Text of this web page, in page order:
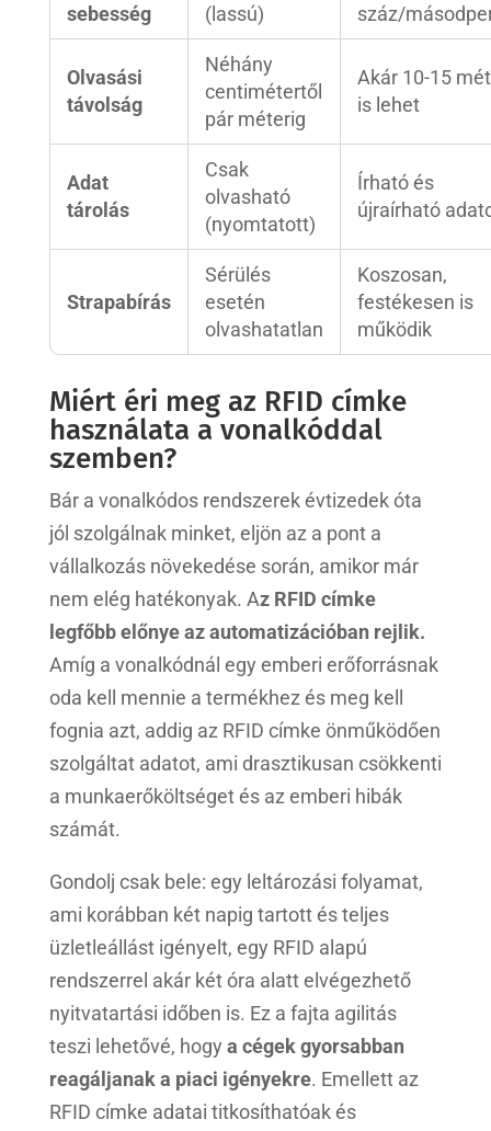
sebesség
(lassú)
száz/
Olvasási
távolság
Néhány
centimétertől
pár méterig
Akár 10-15
is lehet
Adat
tárolás
Csak
olvasható
(nyomtatott)
Írható és
újraírható
Strapabírás
Sérülés
esetén
olvashatatlan
Koszosan,
festékesen is
működik
Miért éri meg az RFID címke
használata a vonalkóddal
szemben?
Bár a vonalkódos rendszerek évtizedek óta
jól szolgálnak minket, eljön az a pont a
vállalkozás növekedése során, amikor már
nem elég hatékonyak. Az RFID címke
legfőbb előnye az automatizációban rejlik.
Amíg a vonalkódnál egy emberi erőforrásnak
oda kell mennie a termékhez és meg kell
fognia azt, addig az RFID címke önműködően
szolgáltat adatot, ami drasztikusan csökkenti
a munkaerőköltséget és az emberi hibák
számát.
Gondolj csak bele: egy leltározási folyamat,
ami korábban két napig tartott és teljes
üzletleállást igényelt, egy RFID alapú
rendszerrel akár két óra alatt elvégezhető
nyitvatartási időben is. Ez a fajta agilitás
teszi lehetővé, hogy a cégek gyorsabban
reagáljanak a piaci igényekre. Emellett az
RFID címke adatai titkosíthatóak és